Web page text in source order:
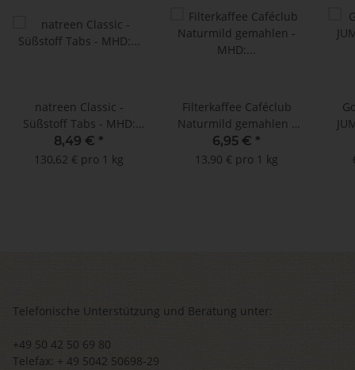
natreen Classic -
Süßstoff Tabs - MHD:
11.06.2025 (500 x 2
Tabs)**
8,49 € *
130,62 € pro 1 kg
Filterkaffee Caféclub
Naturmild gemahlen -
MHD: 25.10.2025 !! (500
g)
6,95 € *
13,90 € pro 1 kg
Telefonische Unterstützung und Beratung unter:
+49 50 42 50 69 80
Telefax: + 49 5042 50698-29